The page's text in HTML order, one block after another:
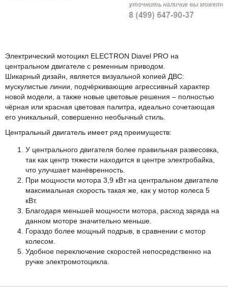
Электрический мотоцикл ELECTRON Diavel PRO на
центральном двигателе с ременным приводом.
Шикарный дизайн, является визуальной копией ДВС:
мускулистые линии, подчёркивающие агрессивный характер
новой модели, а также новые цветовые решения – полностью
чёрная или красная цветовая палитра, идеально сочетающая
его уникальный, совершенно необычный стиль.
Центральный двигатель имеет ряд преимуществ:
У центрального двигателя более правильная развесовка,
так как центр тяжести находится в центре электробайка,
что улучшает манёвренность.
При мощности мотора 3,9 кВт на центральном двигателе
максимальная скорость такая же, как у мотор колеса 5
кВт.
Благодаря меньшей мощности мотора, расход заряда на
данном моторе значительно меньше.
Гораздо более мощный подрыв, в сравнении с мотор
колесом.
Удобное переключение скоростей непосредственно на
ручке электромотоцикла.